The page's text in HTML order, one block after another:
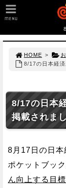
HOME >
8/17の日本経済
8/17の日本
掲載されま
8月17日の日本
ポケットブック
ん向上する目
MENU